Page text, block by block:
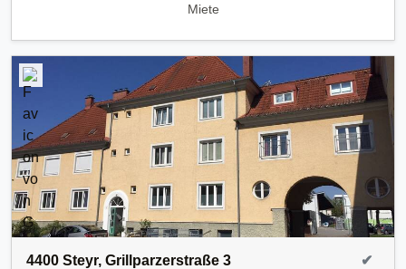
Miete
4400 Steyr, Grillparzerstraße 3 ✔